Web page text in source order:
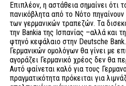
Επιπλέον, η αστάθεια σημαίνει ότι
πανικόβλητα από το Νότο
των γερμανικών τραπεζών. Τα
την Bankia της Ισπανίας –αλλά και
φτηνό κεφάλαιο στην Deutsche
Γερμανικών ομολόγων θα γίνει με
αγοράζει Γερμανικό χρέος δεν θα
Αυτό φαίνεται καλό για τους
πραγματικότητα πρόκειται για